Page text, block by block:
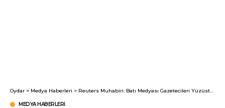
Oydar > Medya Haberleri > Reuters Muhabiri: Batı Medyası Gazetecileri Yüzüstü Bıraktı!
MEDYA HABERLERI